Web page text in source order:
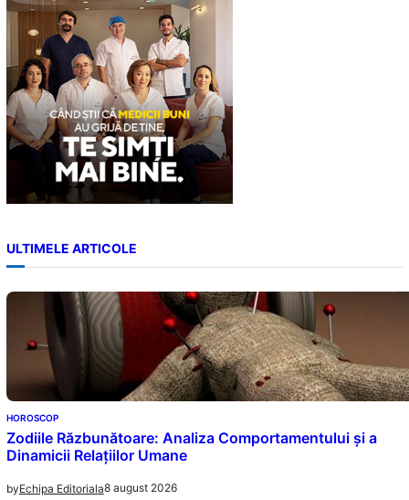
h
ULTIMELE ARTICOLE
HOROSCOP
Zodiile Răzbunătoare: Analiza Comportamentului și a
Dinamicii Relațiilor Umane
byEchipa Editoriala8 august 2026